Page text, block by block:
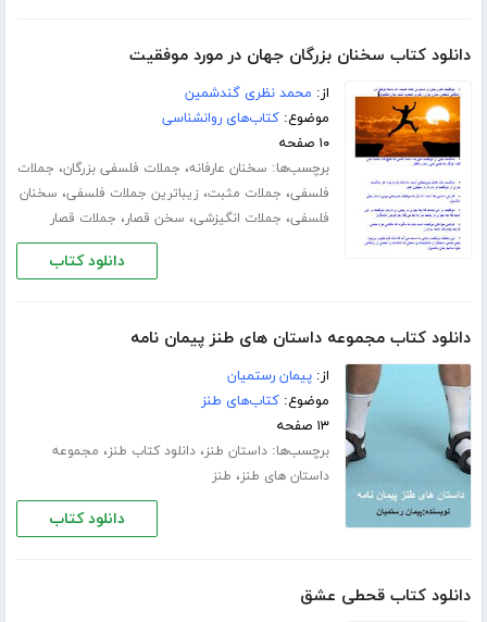
دانلود کتاب سخنان بزرگان جھان در مورد موفقیت
از: محمد نظری گندشمین
موضوع:کتاب‌های روانشناسی
۱۰ صفحه
برچسب‌ها: سخنان عارفانه، جملات فلسفی بزرگان، جملات
فلسفی، جملات مثبت، زیباترین جملات فلسفی، سخنان
فلسفی، جملات انگیزشی، سخن قصار، جملات قصار
دانلود کتاب
دانلود کتاب مجموعه داستان های طنز پیمان نامه
از:پیمان رستمیان
موضوع:کتاب‌های طنز
۱۳ صفحه
برچسب‌ها:داستان طنز،دانلود کتاب طنز، مجموعه
داستان های طنز، طنز
دانلود کتاب
دانلود کتاب قحطی عشق